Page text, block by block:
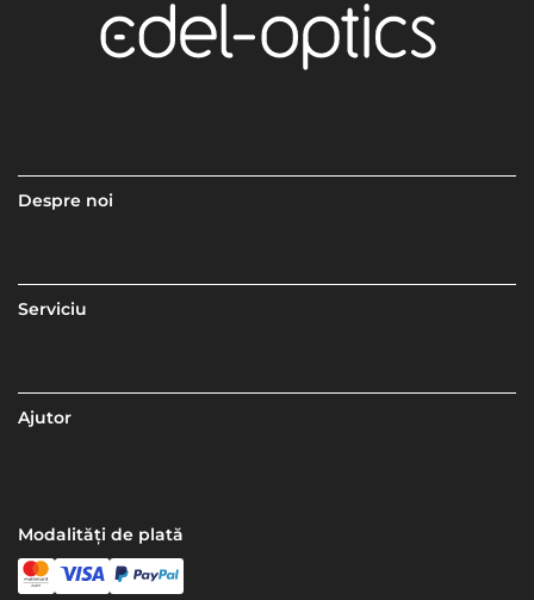
Despre noi
Serviciu
Ajutor
Modalități de plată